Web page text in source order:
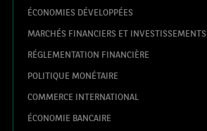
ÉCONOMIES DÉVELOPPÉES
MARCHÉS FINANCIERS ET INVESTISSEMENTS
RÉGLEMENTATION FINANCIÈRE
POLITIQUE MONÉTAIRE
COMMERCE INTERNATIONAL
ÉCONOMIE BANCAIRE